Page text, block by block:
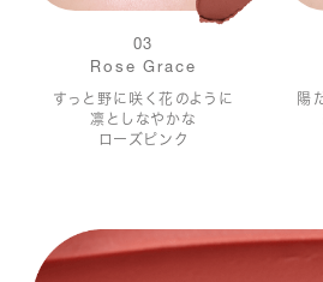
03
Rose Grace
すっと野に咲く花のように
凛としなやかな
ローズピンク
陽